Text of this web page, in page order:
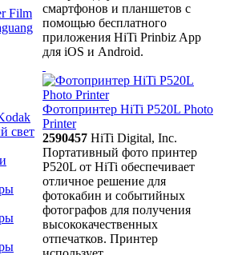
смартфонов и планшетов с
помощью бесплатного
приложения HiTi Prinbiz App
для iOS и Android.
Фотопринтер HiTi P520L Photo
Printer
2590457 HiTi Digital, Inc.
Портативный фото принтер
P520L от HiTi обеспечивает
отличное решение для
фотокабин и событийных
фотографов для получения
высококачественных
отпечатков. Принтер
Film
свет